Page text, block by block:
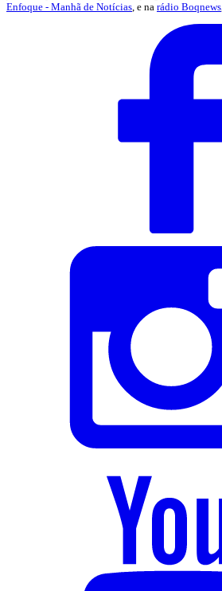
Enfoque - Manhã de Notícias , e na rádio Boqnews